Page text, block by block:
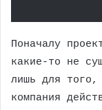
Поначалу
какие-то не
лишь для того,
компания